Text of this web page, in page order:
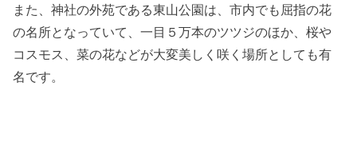
また、神社の外苑である東山公園は、市内でも屈指の花
の名所となっていて、一目５万本のツツジのほか、桜や
コスモス、菜の花などが大変美しく咲く場所としても有
名です。